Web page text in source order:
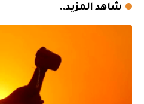
شاهد المزيد..